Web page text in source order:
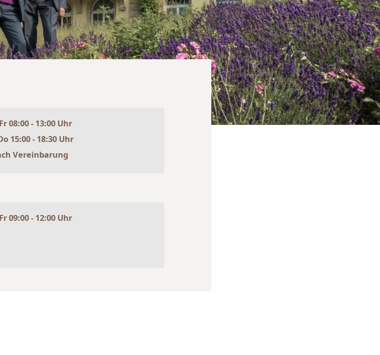
08:00 - 13:00 Uhr
15:00 - 18:30 Uhr
Vereinbarung
09:00 - 12:00 Uhr